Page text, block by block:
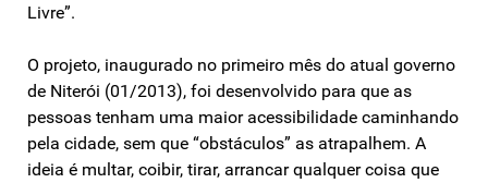
Livre”.
O projeto, inaugurado no primeiro mês do atual governo
de Niterói (01/2013), foi desenvolvido para que as
pessoas tenham uma maior acessibilidade caminhando
pela cidade, sem que “obstáculos” as atrapalhem. A
ideia é multar, coibir, tirar, arrancar qualquer coisa que